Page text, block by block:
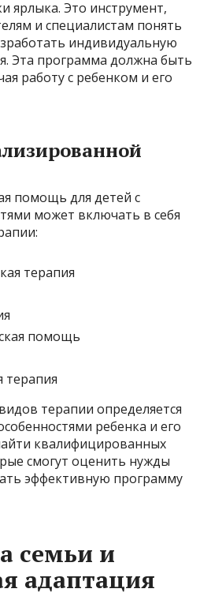
ярлыка. Это инструмент,
и специалистам понять
индивидуальную
Эта программа должна быть
работу с ребенком и его
помощь для детей с
может включать в себя
терапия
помощь
терапия
терапии определяется
ребенка и его
квалифицированных
смогут оценить нужды
эффективную программу
семьи и
адаптация